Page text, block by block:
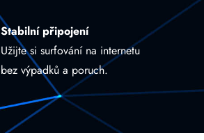
Stabilní připojení
Užijte si surfování na internetu
bez výpadků a poruch.